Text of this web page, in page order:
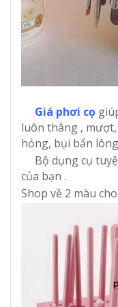
Giá phơi cọ
luôn thẳng ,
hỏng, bụi bẩn
Bộ dụng cụ
của bạn .
Shop về 2 màu